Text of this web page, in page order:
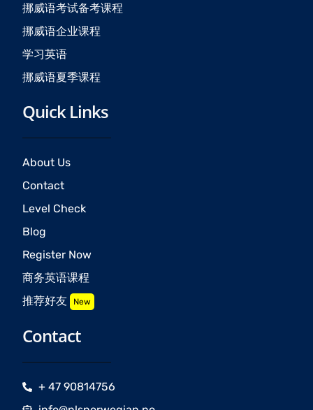
挪威语考试备考课程
挪威语企业课程
学习英语
挪威语夏季课程
Quick Links
About Us
Contact
Level Check
Blog
Register Now
商务英语课程
推荐好友 New
Contact
+ 47 90814756